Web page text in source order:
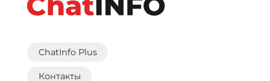
ChatInfo Plus
Контакты